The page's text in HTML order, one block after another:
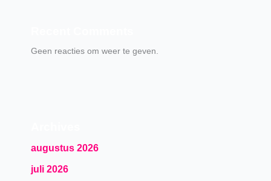
Geen reacties om weer te geven.
augustus 2026
juli 2026